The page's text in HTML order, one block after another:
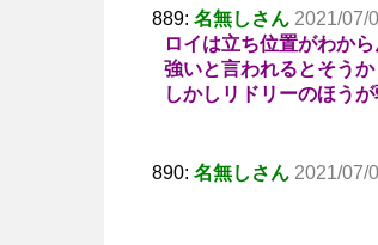
889: 名無しさん 2021/07/
ロイは立ち位置がわか
強いと言われるとそう
しかしリドリーのほう
890: 名無しさん 2021/07/